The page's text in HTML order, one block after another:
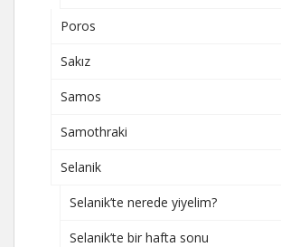
Poros
Sakız
Samos
Samothraki
Selanik
Selanik’te nerede yiyelim?
Selanik’te bir hafta sonu